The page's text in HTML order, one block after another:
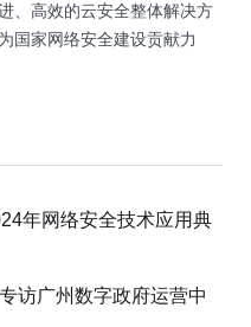
、高效的云安全整体解决方
国家网络安全建设贡献力
年网络安全技术应用典
访广州数字政府运营中